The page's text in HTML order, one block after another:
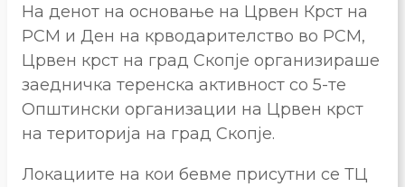
На денот на основање на Црвен Крст на
РСМ и Ден на крводарителство во РСМ,
Црвен крст на град Скопје организираше
заедничка теренска активност со 5-те
Општински организации на Црвен крст
на територија на град Скопје.
Локациите на кои бевме присутни се ТЦ